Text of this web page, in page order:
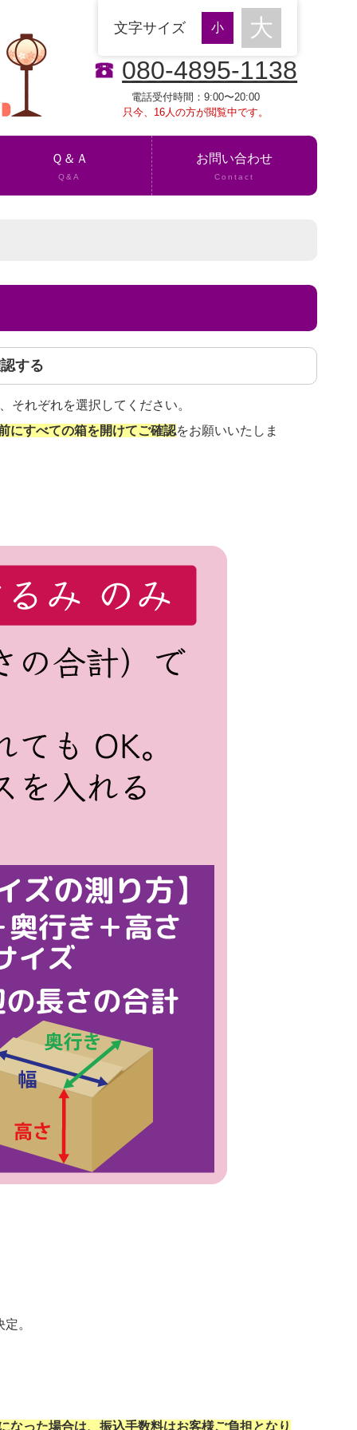
080-4895-1138
電話受付時間：9:00〜20:00
只今、16人の方が閲覧中です。
文字サイズ
Ｑ＆Ａ
Q&A
お問い合わせ
Contact
する
それぞれを選択してください。
にすべての箱を開けてご確認をお願いいたしま
。
った場合は、振込手数料はお客様ご負担となり